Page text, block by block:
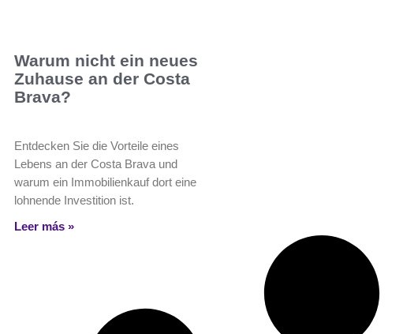
Warum nicht ein neues
Zuhause an der Costa
Brava?
Entdecken Sie die Vorteile eines
Lebens an der Costa Brava und
warum ein Immobilienkauf dort eine
lohnende Investition ist.
Leer más »